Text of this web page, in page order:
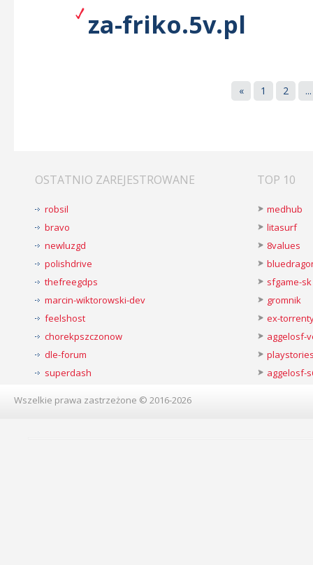
za-friko.5v.pl
« 1 2 ...
OSTATNIO ZAREJESTROWANE
robsil
bravo
newluzgd
polishdrive
thefreegdps
marcin-wiktorowski-dev
feelshost
chorekpszczonow
dle-forum
superdash
TOP 10
medhub
litasurf
8values
sfgame-sk
gromnik
ex-
aggelosf-
aggelosf-
Wszelkie prawa zastrzeżone © 2016-2026